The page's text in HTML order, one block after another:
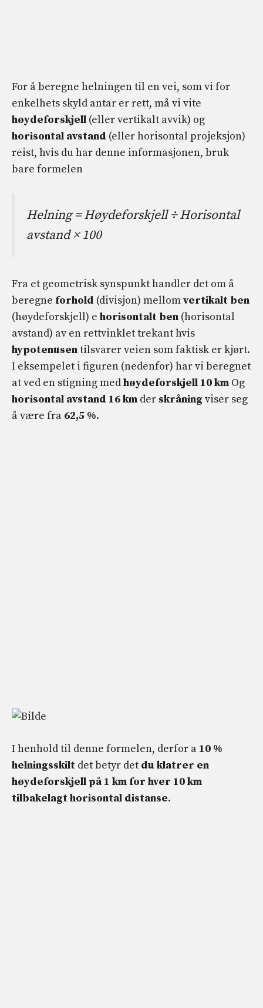
For å beregne helningen til en vei, som vi for
enkelhets skyld antar er rett, må vi vite
høydeforskjell (eller vertikalt avvik) og
horisontal avstand (eller horisontal projeksjon)
reist, hvis du har denne informasjonen, bruk
bare formelen
Helning = Høydeforskjell ÷ Horisontal
avstand × 100
Fra et geometrisk synspunkt handler det om å
beregne forhold (divisjon) mellomvertikalt ben
(høydeforskjell) e horisontalt ben (horisontal
avstand) av en rettvinklet trekant hvis
hypotenusentilsvarer veien som faktisk er kjørt.
I eksempelet i figuren (nedenfor) har vi beregnet
at ved en stigning medhøydeforskjell 10 km Og
horisontal avstand 16 km der skråning viser seg
å være fra 62,5 %.
I henhold til denne formelen, derfor a 10 %
helningsskilt det betyr det du klatrer en
høydeforskjell på 1 km for hver 10 km
tilbakelagt horisontal distanse.